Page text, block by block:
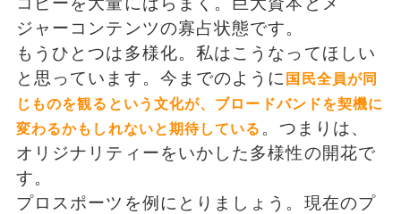
ジャーコンテンツの寡占状態です。
もうひとつは多様化。私はこうなってほしい
と思っています。今までのように 国民全員が同
じものを観るという文化が、ブロードバンドを契機に
変わるかもしれないと期待している 。つまりは、
オリジナリティーをいかした多様性の開花で
す。
プロスポーツを例にとりましょう。現在のプ